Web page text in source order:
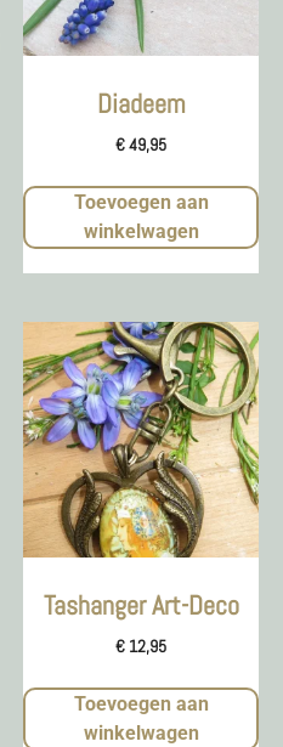
Diadeem
€49,95
Toevoegen aan
winkelwagen
Tashanger Art-Deco
€ 12,95
Toevoegen aan
winkelwagen